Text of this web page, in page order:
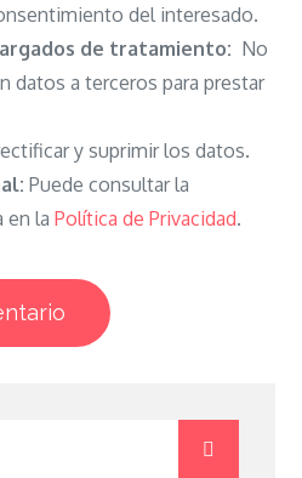
del interesado.
de tratamiento: No
datos a terceros para prestar
y suprimir los datos.
Puede consultar la
en laPolítica de Privacidad.